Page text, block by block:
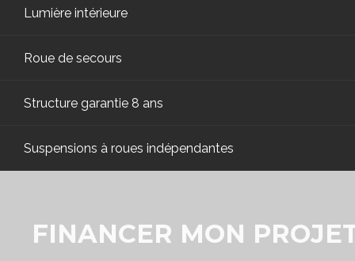
Lumière intérieure
Roue de secours
Structure garantie 8 ans
Suspensions à roues indépendantes
FINANCER MON